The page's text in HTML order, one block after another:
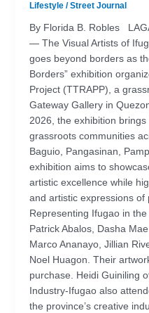
Lifestyle/Street Journal
By Florida B. Robles
— The Visual Artists of
goes beyond borders as
Borders” exhibition
Project (TTRAPP), a
Gateway Gallery in
2026, the exhibition
grassroots communities
Baguio, Pangasinan,
exhibition aims to
artistic excellence while
and artistic expressions of
Representing Ifugao in
Patrick Abalos, Dasha
Marco Ananayo, Jillian
Noel Huagon. Their
purchase. Heidi Guiniling
Industry-Ifugao also
the province’s creative